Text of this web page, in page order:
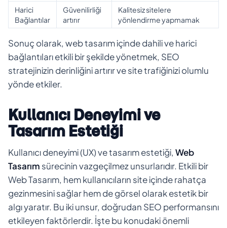
Harici
Bağlantılar
Güvenilirliği
artırır
Kalitesiz sitelere
yönlendirme yapmamak
Sonuç olarak, web tasarım içinde dahili ve harici
bağlantıları etkili bir şekilde yönetmek, SEO
stratejinizin derinliğini artırır ve site trafiğinizi olumlu
yönde etkiler.
Kullanıcı Deneyimi ve
Tasarım Estetiği
Kullanıcı deneyimi (UX) ve tasarım estetiği, Web
Tasarım sürecinin vazgeçilmez unsurlarıdır. Etkili bir
Web Tasarım, hem kullanıcıların site içinde rahatça
gezinmesini sağlar hem de görsel olarak estetik bir
algı yaratır. Bu iki unsur, doğrudan SEO performansını
etkileyen faktörlerdir. İşte bu konudaki önemli